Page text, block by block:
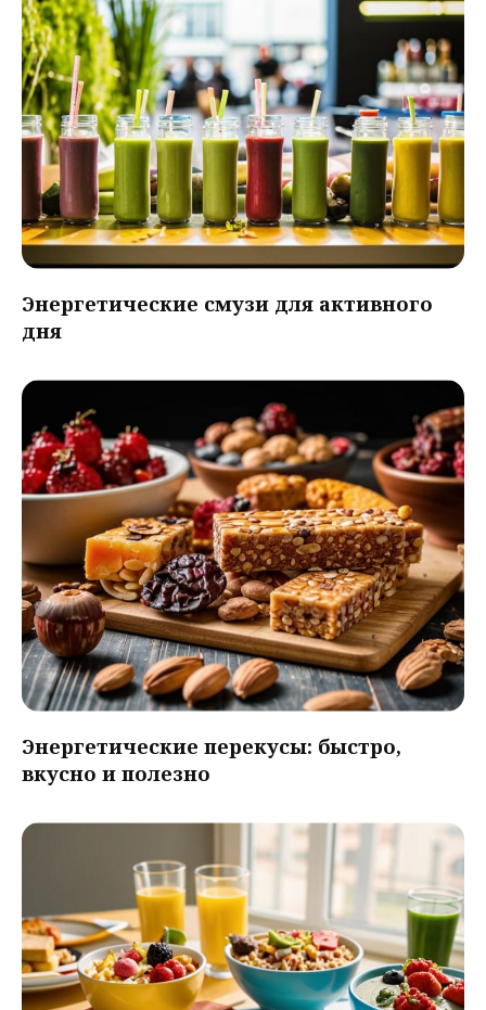
Энергетические смузи для активного
дня
Энергетические перекусы: быстро,
вкусно и полезно